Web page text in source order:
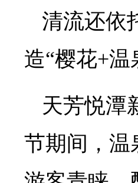
清流还依
造“樱花+
天芳悦潭
节期间，温